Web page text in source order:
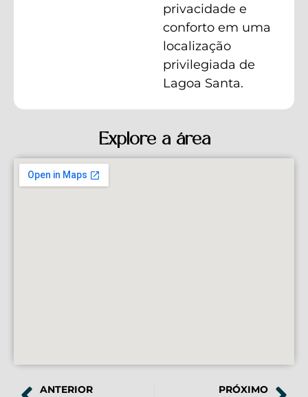
privacidade e
conforto em uma
localização
privilegiada de
Lagoa Santa.
Explore a área
ANTERIOR PRÓXIMO